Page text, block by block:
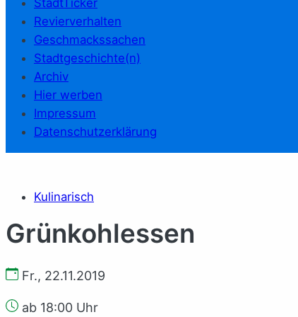
StadtTicker
Revierverhalten
Geschmackssachen
Stadtgeschichte(n)
Archiv
Hier werben
Impressum
Datenschutzerklärung
Kulinarisch
Grünkohlessen
Fr., 22.11.2019
ab 18:00 Uhr